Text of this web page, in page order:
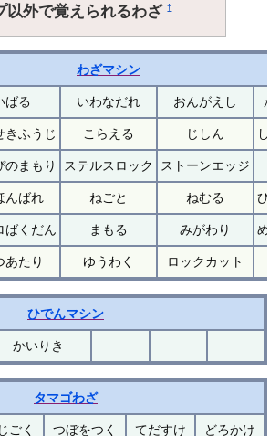
以外で覚えられるわざ†
わざマシン
ばる いわなだれ おんがえし
きふうじ こらえる じしん
のまもり ステルスロック ストーンエッジ
んばれ ねごと ねむる
ばくだん まもる みがわり
あたり ゆうわく ロックカット
ひでんマシン
かいりき
タマゴわざ
ごく つぼをつく てだすけ どろかけ